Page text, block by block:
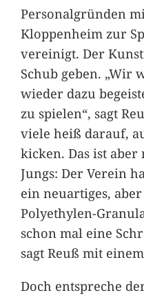
Personalgründen
Kloppenheim zur
vereinigt. Der
Schub geben. „Wir
wieder dazu
zu spielen“, sagt
viele heiß darauf,
kicken. Das ist
Jungs: Der Verein
ein neuartiges,
Polyethylen-
schon mal eine
sagt Reuß mit
Doch entspreche